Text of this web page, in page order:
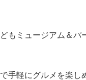
もミュージアム＆パ
手軽にグルメを楽し